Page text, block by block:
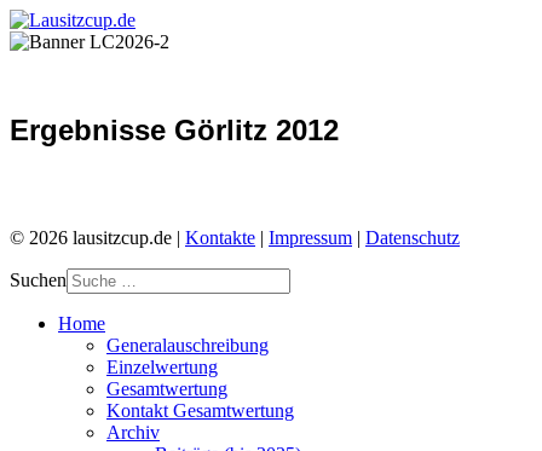
Ergebnisse Görlitz 2012
© 2026 lausitzcup.de | Kontakte | Impressum | Datenschutz
Suchen
Home
Generalauschreibung
Einzelwertung
Gesamtwertung
Kontakt Gesamtwertung
Archiv